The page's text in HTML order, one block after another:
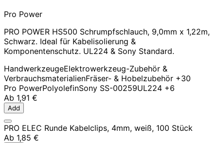
Pro Power
PRO POWER HS500 Schrumpfschlauch, 9,0mm x 1,22m,
Schwarz. Ideal für Kabelisolierung &
Komponentenschutz. UL224 & Sony Standard.
HandwerkzeugeElektrowerkzeug-Zubehör &
VerbrauchsmaterialienFräser- & Hobelzubehör +30
Pro PowerPolyolefinSony SS-00259UL224 +6
Ab 1,91 €
Add
PRO ELEC Runde Kabelclips, 4mm, weiß, 100 Stück
Ab 1,85 €